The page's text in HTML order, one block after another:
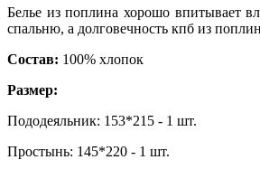
Белье из поплина хорошо впитывает
спальню, а долговечность кпб из
Состав: 100% хлопок
Размер:
Пододеяльник: 153*215 - 1 шт.
Простынь: 145*220 - 1 шт.